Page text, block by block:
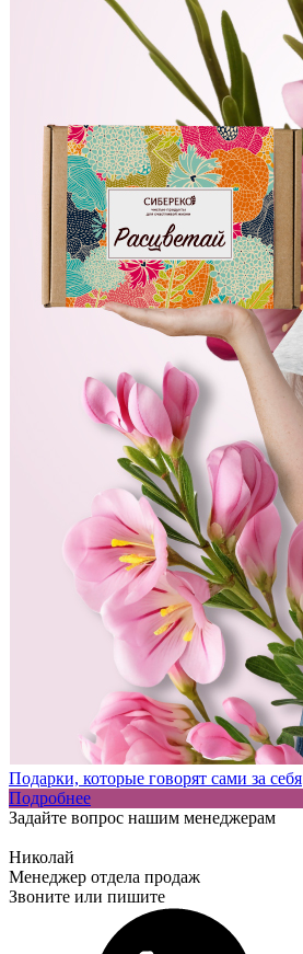
Подарки, которые говорят сами за себя
Подробнее
Задайте вопрос нашим менеджерам
Николай
Менеджер отдела продаж
Звоните или пишите